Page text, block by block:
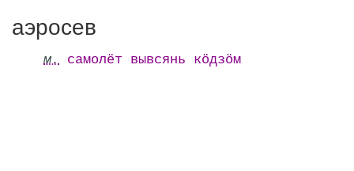
аэросев
м. самолёт вывсянь кӧдзӧм